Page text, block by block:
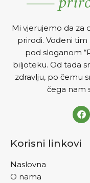
Mi vjerujemo da za
prirodi. Vođeni
pod sloganom
biljoteku. Od tada
zdravlju, po čemu
čega nam
Korisni linkovi
Naslovna
O nama